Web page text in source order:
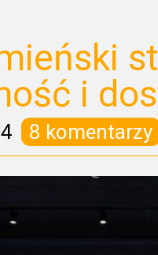
i
8 komentarzy